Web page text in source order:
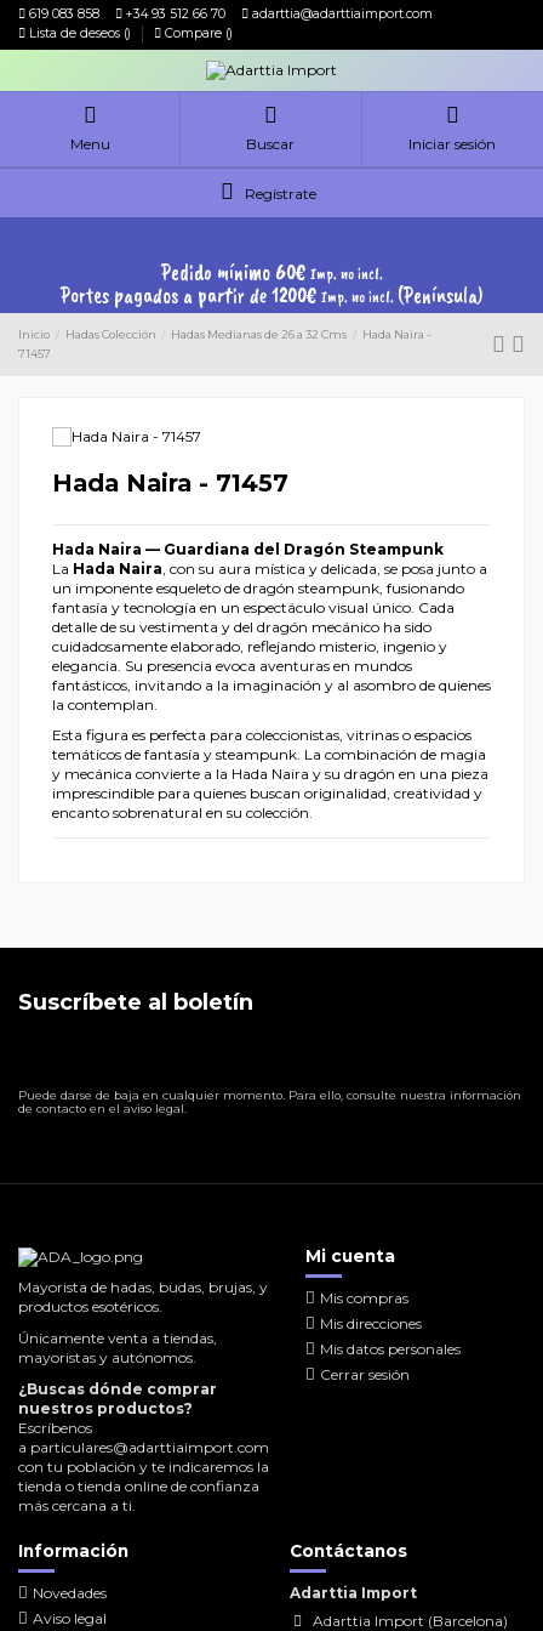
619 083 858 +34 93 512 66 70
adarttia@adarttiaimport.com
Lista de deseos () Compare ()
Menu Buscar Iniciar sesión
Regístrate
Pedido mínimo 60€ Imp. no incl.
Portes pagados a partir de 1200€ Imp. no incl. (Península)
Inicio Hadas Colección Hadas Medianas de 26 a 32 Cms
Hada Naira -
71457
Hada Naira - 71457
Hada Naira — Guardiana del Dragón Steampunk
La Hada Naira , con su aura mística y delicada, se posa junto a
un imponente esqueleto de dragón steampunk, fusionando
fantasía y tecnología en un espectáculo visual único. Cada
detalle de su vestimenta y del dragón mecánico ha sido
cuidadosamente elaborado, reflejando misterio, ingenio y
elegancia. Su presencia evoca aventuras en mundos
fantásticos, invitando a la imaginación y al asombro de quienes
la contemplan.
Esta figura es perfecta para coleccionistas, vitrinas o espacios
temáticos de fantasía y steampunk. La combinación de magia
y mecánica convierte a la Hada Naira y su dragón en una pieza
imprescindible para quienes buscan originalidad, creatividad y
encanto sobrenatural en su colección.
Suscríbete al boletín
Puede darse de baja en cualquier momento. Para ello, consulte nuestra información
de contacto en el aviso legal.
Mayorista de hadas, budas, brujas, y
productos esotéricos.
Únicamente venta a tiendas,
mayoristas y autónomos.
¿Buscas dónde comprar
nuestros productos?
Escríbenos
a particulares@adarttiaimport.com
con tu población y te indicaremos la
tienda o tienda online de confianza
más cercana a ti.
Mi cuenta
Mis compras
Mis direcciones
Mis datos personales
Cerrar sesión
Información
Novedades
Aviso legal
Contáctanos
Adarttia Import
Adarttia Import (Barcelona)